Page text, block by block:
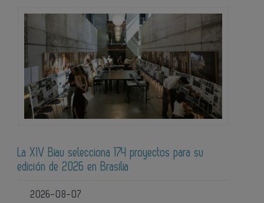
La XIV Biau selecciona 174 proyectos para su
edición de 2026 en Brasilia
2026-08-07